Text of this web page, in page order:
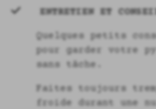
ENTRETIEN ET
Quelques petits
pour garder votre
sans tâche.
Faites toujours
froide durant une